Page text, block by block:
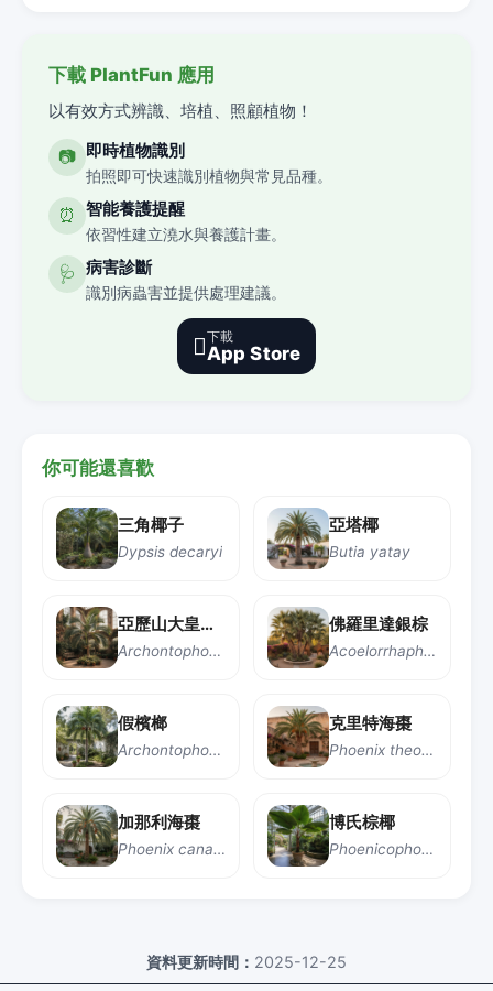
下載 PlantFun 應用
以有效方式辨識、培植、照顧植物！
📷 即時植物識別
拍照即可快速識別植物與常見品種。
⏰ 智能養護提醒
依習性建立澆水與養護計畫。
🩺 病害診斷
識別病蟲害並提供處理建議。
下載
App Store
你可能還喜歡
三角椰子
Dypsis decaryi
亞塔椰
Butia yatay
亞歷山大皇后椰子
Archontophoenix alexandrae
佛羅里達銀棕
Acoelorrhaphe wrightii
假檳榔
Archontophoenix cunninghamiana
克里特海棗
Phoenix theophrasti
加那利海棗
Phoenix canariensis
博氏棕椰
Phoenicophorium borsigianum
資料更新時間： 2025-12-25